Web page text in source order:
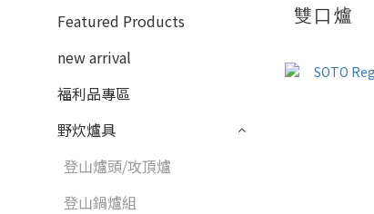
Featured Products
new arrival
福利品專區
野炊爐具
登山爐頭/攻頂爐
登山鍋爐組
雙口爐